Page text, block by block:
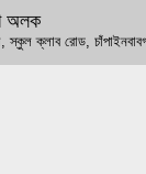
অলক
স্কুল ক্লাব রোড,